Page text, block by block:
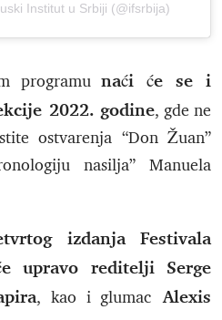
Institut u Srbiji (@ifsrbija)
programunaći će se i
2022. godine, gde ne
ostvarenja “Don Žuan”
nasilja” Manuela
izdanja Festivala
upravo reditelji Serge
, kao i glumac Alexis